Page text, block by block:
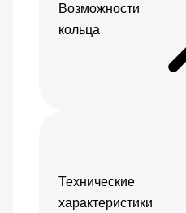
Возможности
кольца
Технические
характеристики